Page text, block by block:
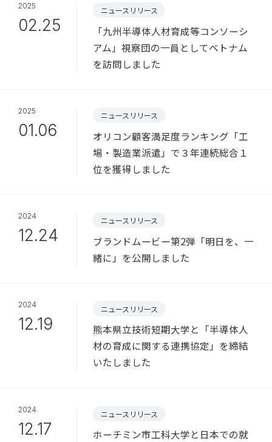
2025
02.25
ニュースリリース
「九州半導体人材育成等コンソーシ
アム」視察団の一員としてベトナム
を訪問しました
2025
01.06
ニュースリリース
オリコン顧客満足度ランキング「工
場・製造業派遣」で３年連続総合１
位を獲得しました
2024
12.24
ニュースリリース
ブランドムービー第2弾「明日を、一
緒に」を公開しました
2024
12.19
ニュースリリース
熊本県立技術短期大学と「半導体人
材の育成に関する連携協定」を締結
いたしました
2024
12.17
ニュースリリース
ホーチミン市工科大学と日本での就